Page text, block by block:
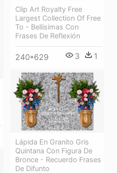
Clip Art Royalty Free
Largest Collection Of Free
To - Bellisimas Con
Frases De Reflexión
240*629 3 1
Lápida En Granito Gris
Quintana Con Figura De
Bronce - Recuerdo Frases
De Difunto